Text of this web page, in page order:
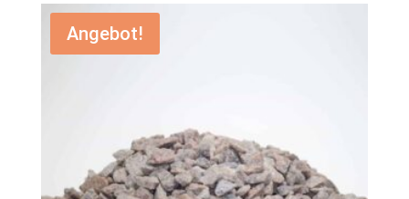
Angebot!